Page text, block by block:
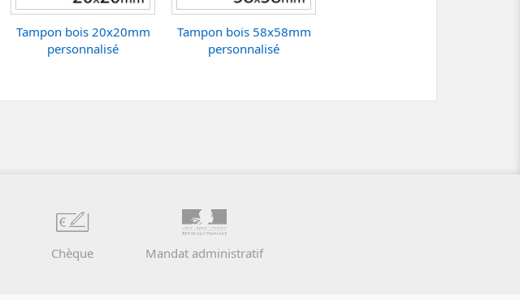
Tampon bois 20x20mm
personnalisé
Tampon bois 58x58mm
personnalisé
Chèque Mandat administratif